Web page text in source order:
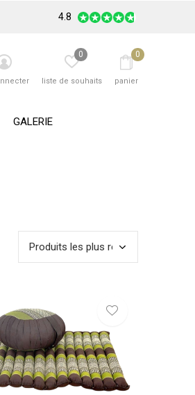
GALERIE
liste de souhaits
0
panier
0
4.8